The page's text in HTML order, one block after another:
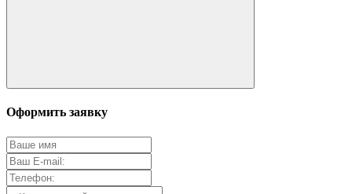
Оформить заявку